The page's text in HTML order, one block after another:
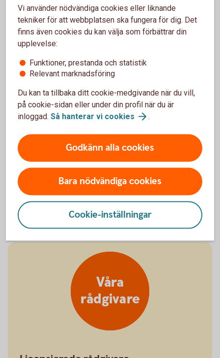
vilken fördelning du bör ha mellan aktiefonder och
räntefonder för att du ska ha möjlighet att nå dina
mål. Du får förslag på ett månadssparande i fonder -
ett sparande där du inte behöver göra något och som
kan hjälpa dig bygga upp din ekonomi.
Starkare ekonomi med rådgivning
Tips om hur du kan spara för att nå dina mål och
Få skräddarsydda råd utifrån din unika situation.
Gör rådgivningen själv i appen eller
internetbanken - när det passar dig.
Helt kostnadsfritt.
Våra
rådgivare
Vi använder nödvändiga cookies eller liknande
tekniker för att webbplatsen ska fungera för dig. Det
finns även cookies du kan välja som förbättrar din
upplevelse:
Funktioner, prestanda och statistik
Relevant marknadsföring
Du kan ta tillbaka ditt cookie-medgivande när du vill,
på cookie-sidan eller under din profil när du är
inloggad. Så hanterar vi cookies .
Godkänn alla cookies
Bara nödvändiga cookies
Cookie-inställningar